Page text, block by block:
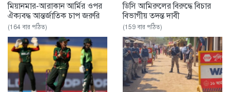
মিয়ানমার-আরাকান আর্মির ওপর
ঐক্যবদ্ধ আন্তর্জাতিক চাপ জরুরি
(164 বার পঠিত)
ডিসি আমিরুলের বিরুদ্ধে বিচার
বিভাগীয় তদন্ত দাবী
(159 বার পঠিত)